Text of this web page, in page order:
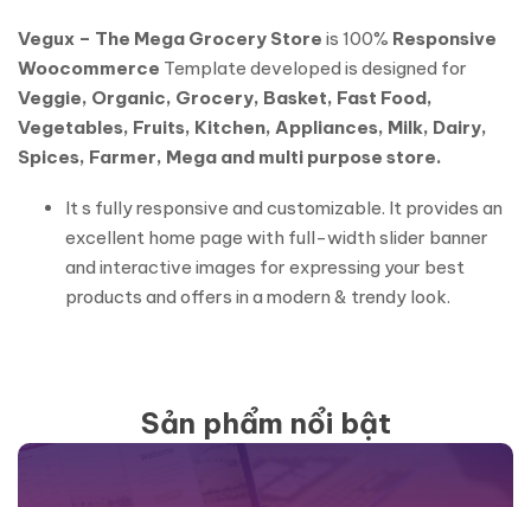
Vegux – The Mega Grocery Store is 100% Responsive
Woocommerce Template developed is designed for
Veggie, Organic, Grocery, Basket, Fast Food,
Vegetables, Fruits, Kitchen, Appliances, Milk, Dairy,
Spices, Farmer, Mega and multi purpose store.
It s fully responsive and customizable. It provides an
excellent home page with full-width slider banner
and interactive images for expressing your best
products and offers in a modern & trendy look.
Sản phẩm nổi bật